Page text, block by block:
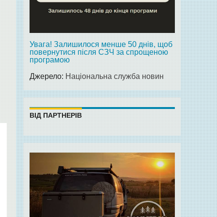
Увага! Залишилося менше 50 днів, щоб
повернутися після СЗЧ за спрощеною
програмою
Джерело:Національна служба новин
ВІД ПАРТНЕРІВ